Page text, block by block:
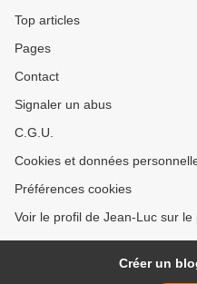
Top articles
Pages
Contact
Signaler un abus
C.G.U.
Cookies et données
Préférences cookies
Voir le profil de Jean-Luc sur le
Créer un